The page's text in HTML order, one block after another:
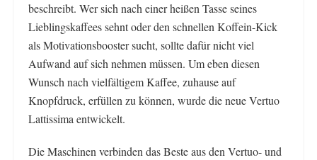
beschreibt. Wer sich nach einer heißen Tasse seines
Lieblingskaffees sehnt oder den schnellen Koffein-Kick
als Motivationsbooster sucht, sollte dafür nicht viel
Aufwand auf sich nehmen müssen. Um eben diesen
Wunsch nach vielfältigem Kaffee, zuhause auf
Knopfdruck, erfüllen zu können, wurde die neue Vertuo
Lattissima entwickelt.
Die Maschinen verbinden das Beste aus den Vertuo- und